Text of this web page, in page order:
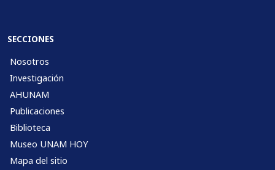
SECCIONES
Nosotros
Investigación
AHUNAM
Publicaciones
Biblioteca
Museo UNAM HOY
Mapa del sitio